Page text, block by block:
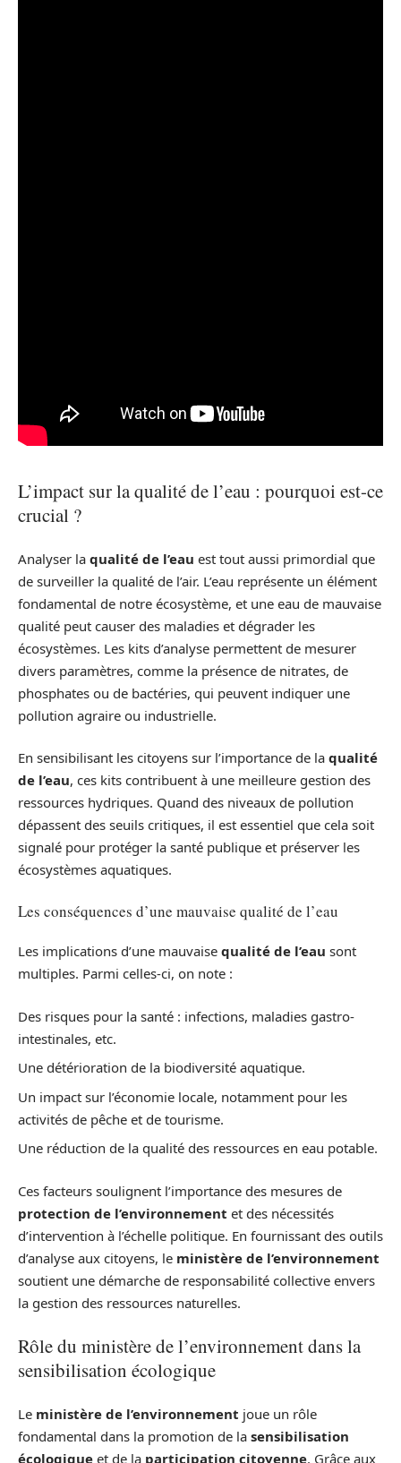
L’impact sur la qualité de l’eau : pourquoi est-ce
crucial ?
Analyser la qualité de l’eau est tout aussi primordial que
de surveiller la qualité de l’air. L’eau représente un élément
fondamental de notre écosystème, et une eau de mauvaise
qualité peut causer des maladies et dégrader les
écosystèmes. Les kits d’analyse permettent de mesurer
divers paramètres, comme la présence de nitrates, de
phosphates ou de bactéries, qui peuvent indiquer une
pollution agraire ou industrielle.
En sensibilisant les citoyens sur l’importance de la qualité
de l’eau, ces kits contribuent à une meilleure gestion des
ressources hydriques. Quand des niveaux de pollution
dépassent des seuils critiques, il est essentiel que cela soit
signalé pour protéger la santé publique et préserver les
écosystèmes aquatiques.
Les conséquences d’une mauvaise qualité de l’eau
Les implications d’une mauvaise qualité de l’eau sont
multiples. Parmi celles-ci, on note :
Des risques pour la santé : infections, maladies gastro-
intestinales, etc.
Une détérioration de la biodiversité aquatique.
Un impact sur l’économie locale, notamment pour les
activités de pêche et de tourisme.
Une réduction de la qualité des ressources en eau potable.
Ces facteurs soulignent l’importance des mesures de
protection de l’environnement et des nécessités
d’intervention à l’échelle politique. En fournissant des outils
d’analyse aux citoyens, le ministère de l’environnement
soutient une démarche de responsabilité collective envers
la gestion des ressources naturelles.
Rôle du ministère de l’environnement dans la
sensibilisation écologique
Le ministère de l’environnement joue un rôle
fondamental dans la promotion de la sensibilisation
écologique et de la participation citoyenne. Grâce aux